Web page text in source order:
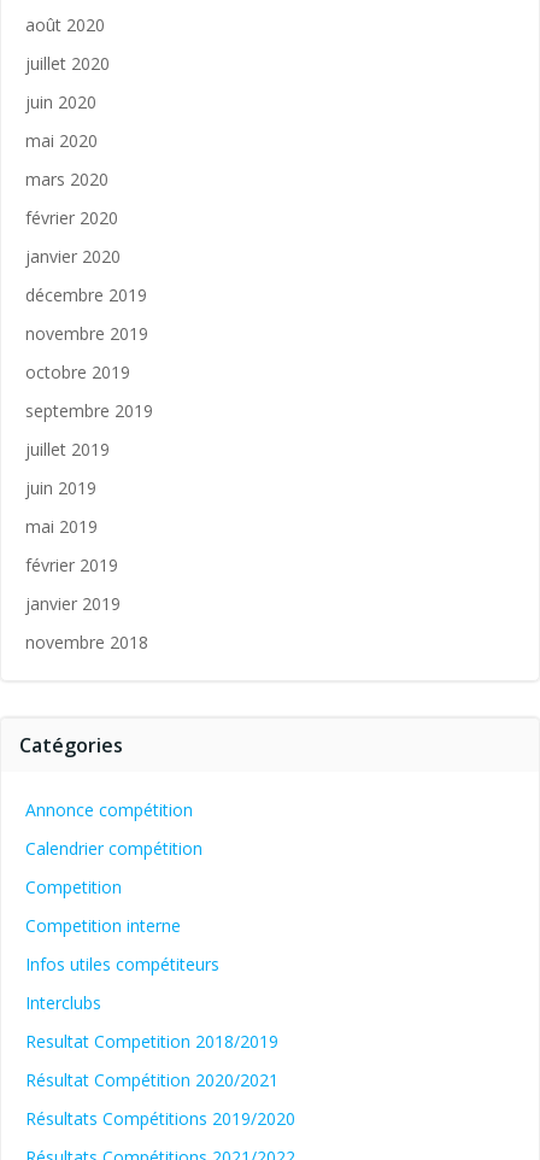
août 2020
juillet 2020
juin 2020
mai 2020
mars 2020
février 2020
janvier 2020
décembre 2019
novembre 2019
octobre 2019
septembre 2019
juillet 2019
juin 2019
mai 2019
février 2019
janvier 2019
novembre 2018
Catégories
Annonce compétition
Calendrier compétition
Competition
Competition interne
Infos utiles compétiteurs
Interclubs
Resultat Competition 2018/2019
Résultat Compétition 2020/2021
Résultats Compétitions 2019/2020